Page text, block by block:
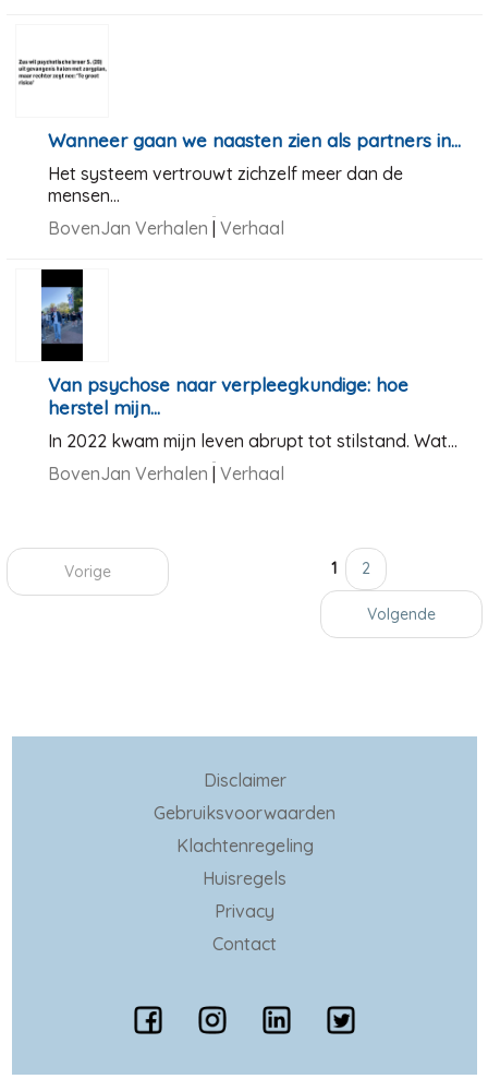
Wanneer gaan we naasten zien als partners in...
Het systeem vertrouwt zichzelf meer dan de
mensen...
BovenJan Verhalen | Verhaal
Van psychose naar verpleegkundige: hoe
herstel mijn...
In 2022 kwam mijn leven abrupt tot stilstand. Wat...
BovenJan Verhalen | Verhaal
Vorige 1 2
Volgende
Disclaimer
Gebruiksvoorwaarden
Klachtenregeling
Huisregels
Privacy
Contact